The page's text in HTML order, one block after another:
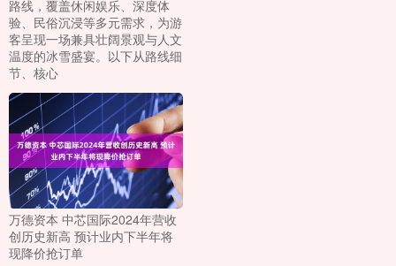
路线，覆盖休闲娱乐、深度体
验、民俗沉浸等多元需求，为游
客呈现一场兼具壮阔景观与人文
温度的冰雪盛宴。以下从路线细
节、核心
万德资本 中芯国际2024年营收
创历史新高 预计业内下半年将
现降价抢订单